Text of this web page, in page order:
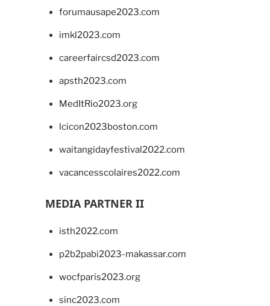
forumausape2023.com
imkl2023.com
careerfaircsd2023.com
apsth2023.com
MedItRio2023.org
lcicon2023boston.com
waitangidayfestival2022.com
vacancesscolaires2022.com
MEDIA PARTNER II
isth2022.com
p2b2pabi2023-makassar.com
wocfparis2023.org
sinc2023.com